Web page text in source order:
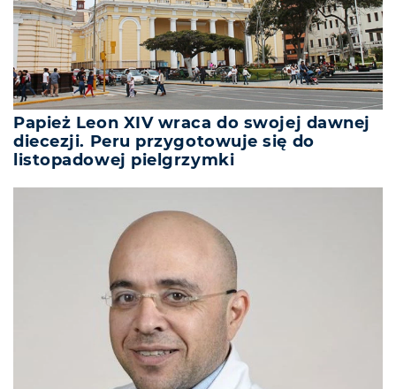
Papież Leon XIV wraca do swojej dawnej
diecezji. Peru przygotowuje się do
listopadowej pielgrzymki